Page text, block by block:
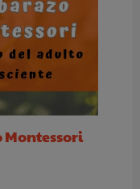
Montessori